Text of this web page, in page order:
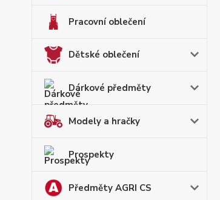
Pracovní oblečení
Dětské oblečení
Dárkové předměty
Modely a hračky
Prospekty
Předměty AGRI CS